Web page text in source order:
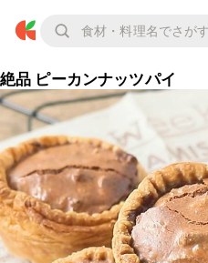
絶品 ピーカンナッツパイ